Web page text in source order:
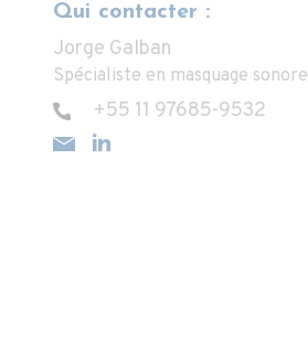
Qui contacter :
Jorge Galban
Spécialiste en masquage sonore
+55 11 97685-9532